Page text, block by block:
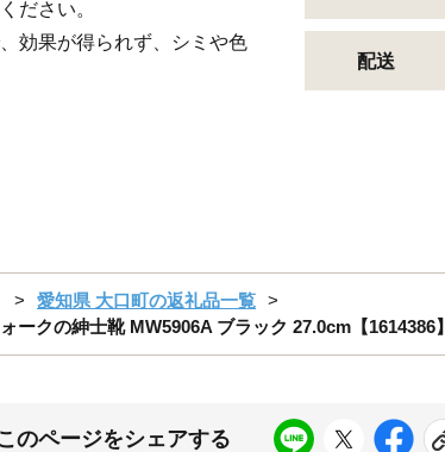
ださい。
効果が得られず、シミや色
配送
愛知県 大口町の返礼品一覧
クの紳士靴 MW5906A ブラック 27.0cm【1614386】
のページをシェアする